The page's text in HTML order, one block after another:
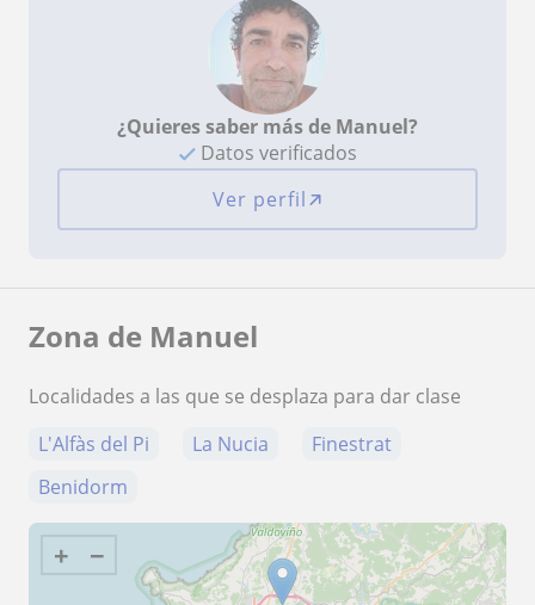
¿Quieres saber más de Manuel?
Datos verificados
Ver perfil
Zona de Manuel
Localidades a las que se desplaza para dar clase
L'Alfàs del Pi
La Nucia
Finestrat
Benidorm
+ −